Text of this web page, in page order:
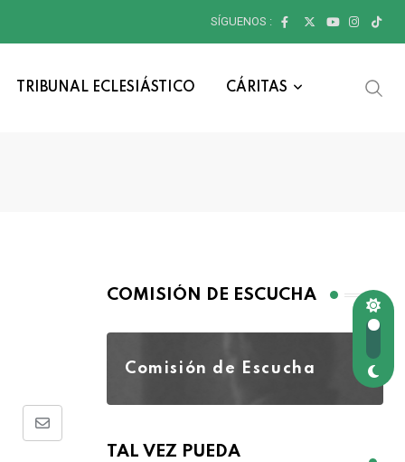
SÍGUENOS :
TRIBUNAL ECLESIÁSTICO CÁRITAS
COMISIÓN DE ESCUCHA
Comisión de Escucha
TAL VEZ PUEDA